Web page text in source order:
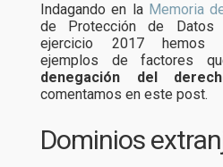
Indagando en la Memoria
de Protección de Datos
ejercicio 2017 hemos
ejemplos de factores
denegación del
comentamos en este post.
Dominios